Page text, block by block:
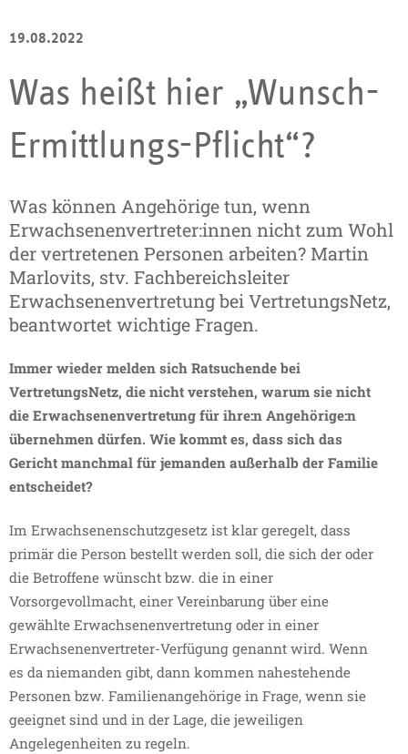
19.08.2022
Was heißt hier „Wunsch-
Ermittlungs-Pflicht“?
Was können Angehörige tun, wenn
Erwachsenen­vertreter:innen nicht zum Wohl
der vertretenen Personen arbeiten? Martin
Marlovits, stv. Fachbereichsleiter
Erwachsenenvertretung bei VertretungsNetz,
beantwortet wichtige Fragen.
Immer wieder melden sich Ratsuchende bei
VertretungsNetz, die nicht verstehen, warum sie nicht
die Erwachsenenvertretung für ihre:n Angehörige:n
übernehmen dürfen. Wie kommt es, dass sich das
Gericht manchmal für jemanden außerhalb der Familie
entscheidet?
Im Erwachsenenschutzgesetz ist klar geregelt, dass
primär die Person bestellt werden soll, die sich der oder
die Betroffene wünscht bzw. die in einer
Vorsorgevollmacht, einer Vereinbarung über eine
gewählte Erwachsenenvertretung oder in einer
Erwachsenenvertreter-Verfügung genannt wird. Wenn
es da niemanden gibt, dann kommen nahestehende
Personen bzw. Familienangehörige in Frage, wenn sie
geeignet sind und in der Lage, die jeweiligen
Angelegenheiten zu regeln.